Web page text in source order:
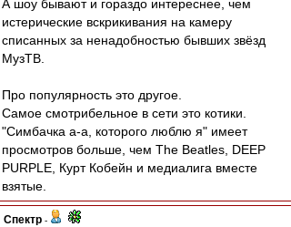
А шоу бывают и гораздо интереснее, чем
истерические вскрикивания на камеру
списанных за ненадобностью бывших звёзд
МузТВ.
Про популярность это другое.
Самое смотрибельное в сети это котики.
"Симбачка а-а, которого люблю я" имеет
просмотров больше, чем The Beatles, DEEP
PURPLE, Курт Кобейн и медиалига вместе
взятые.
Спектр -